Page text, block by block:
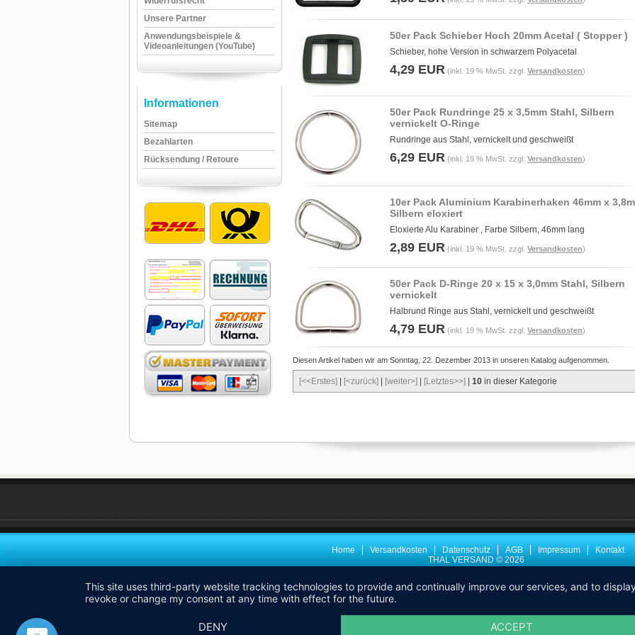
Unsere Partner
Anwendungsbeispiele &
Videoanleitungen (YouTube)
Informationen
Sitemap
Bezahlarten
Rücksendung / Retoure
50er Pack Schieber Hoch 20mm Acetal ( Stopper )
Schieber, hohe Version in schwarzem Polyacetal
4,29 EUR (inkl. 19 % MwSt. zzgl. Versandkosten)
50er Pack Rundringe 25 x 3,5mm Stahl, Silbern
vernickelt O-Ringe
Rundringe aus Stahl, vernickelt und geschweißt
6,29 EUR (inkl. 19 % MwSt. zzgl. Versandkosten)
10er Pack Aluminium Karabinerhaken 46mm x
Silbern eloxiert
Eloxierte Alu Karabiner , Farbe Silbern, 46mm lang
2,89 EUR (inkl. 19 % MwSt. zzgl. Versandkosten)
50er Pack D-Ringe 20 x 15 x 3,0mm Stahl, Silbern
vernickelt
Halbrund Ringe aus Stahl, vernickelt und geschweißt
4,79 EUR (inkl. 19 % MwSt. zzgl. Versandkosten)
Diesen Artikel haben wir am Sonntag, 22. Dezember 2013 in unseren Katalog aufgenommen.
[<<Erstes] [<zurück] [weiter>] [Letztes>>] 10 in dieser Kategorie
Home Versandkosten Datenschutz AGB Impressum
Kontakt
THAL VERSAND © 2026
This site uses third-party website tracking technologies to provide and continually improve our services, and to
revoke or change my consent at any time with effect for the future.
DENY ACCEPT